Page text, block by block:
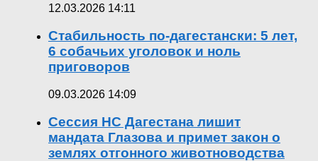
12.03.2026 14:11
Стабильность по-дагестански: 5 лет,
6 собачьих уголовок и ноль
приговоров
09.03.2026 14:09
Сессия НС Дагестана лишит
мандата Глазова и примет закон о
землях отгонного животноводства